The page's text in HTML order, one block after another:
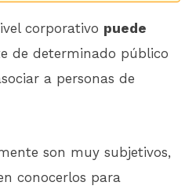
corporativo puede
de determinado público
a personas de
son muy subjetivos,
conocerlos para